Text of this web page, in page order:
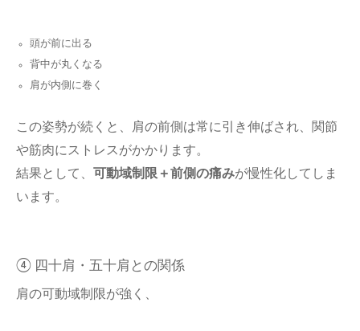
頭が前に出る
背中が丸くなる
肩が内側に巻く
この姿勢が続くと、肩の前側は常に引き伸ばされ、関節
や筋肉にストレスがかかります。
結果として、
可動域制限＋前側の痛みが慢性化してしま
います。
④ 四十肩・五十肩との関係
肩の可動域制限が強く、